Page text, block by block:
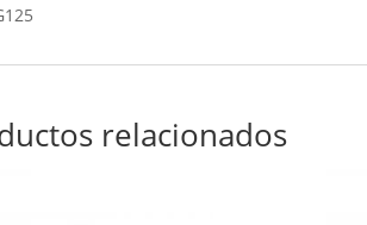
relacionados